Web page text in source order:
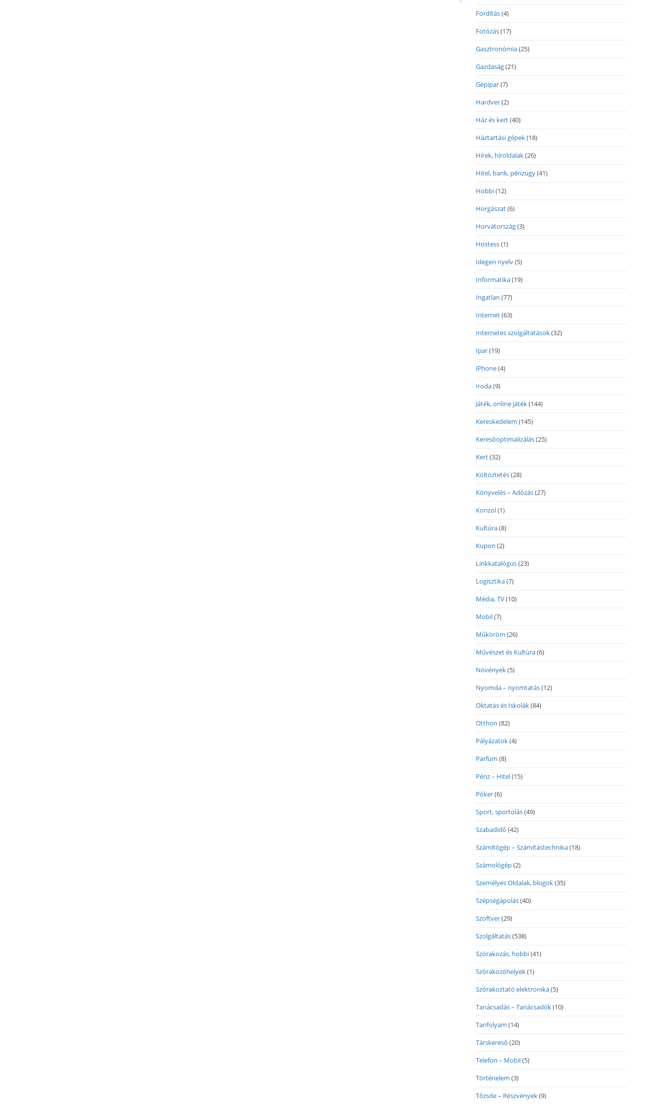
Fordítás(4)
Fotózás(17)
Gasztronómia(25)
Gazdaság(21)
Gépipar(7)
Hardver(2)
Ház és kert(40)
Háztartási gépek(18)
Hírek, híroldalak(26)
Hitel, bank, pénzügy(41)
Hobbi(12)
Horgászat(6)
Horvátország(3)
Hostess(1)
Idegen nyelv(5)
Informatika(19)
Ingatlan (77)
Internet(63)
Internetes szolgáltatások(32)
Ipar(19)
iPhone(4)
Iroda(9)
Játék, online játék(144)
Kereskedelem (145)
Keresőoptimalizálás(25)
Kert(32)
Költöztetés(28)
Könyvelés – Adózás(27)
Konzol(1)
Kultúra(8)
Kupon (2)
Linkkatalógus(23)
Logisztika(7)
Média, TV(10)
Mobil(7)
Műköröm (26)
Művészet és Kultúra(6)
Növények(5)
Nyomda – nyomtatás(12)
Oktatás és Iskolák(84)
Otthon (82)
Pályázatok(4)
Parfüm (8)
Pénz – Hitel(15)
Póker(6)
Sport, sportolás(49)
Szabadidő (42)
Számítógép – Számítástechnika(18)
Számológép(2)
Személyes Oldalak, blogok(35)
Szépségápolás(40)
Szoftver(29)
Szolgáltatás(538)
Szórakozás, hobbi(41)
Szórakozóhelyek(1)
Szórakoztató elektronika(5)
Tanácsadás – Tanácsadók(10)
Tanfolyam (14)
Társkereső (20)
Telefon – Mobil(5)
Történelem (3)
Tőzsde – Részvények(9)